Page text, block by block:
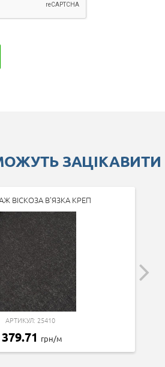
ЗАЦІКАВИТИ
ВІСКОЗА В'ЯЗКА КРЕП
АРТИКУЛ: 25410
379.71 грн/м